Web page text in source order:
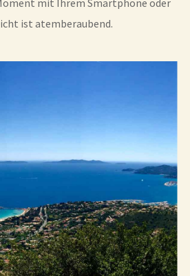
mit Ihrem Smartphone oder
ist atemberaubend.